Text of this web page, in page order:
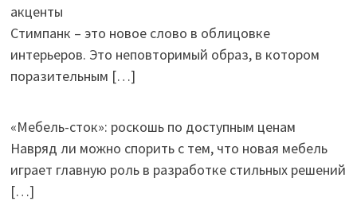
акценты
Стимпанк – это новое слово в облицовке
интерьеров. Это неповторимый образ, в котором
поразительным […]
«Мебель-сток»: роскошь по доступным ценам
Навряд ли можно спорить с тем, что новая мебель
играет главную роль в разработке стильных решений
[…]